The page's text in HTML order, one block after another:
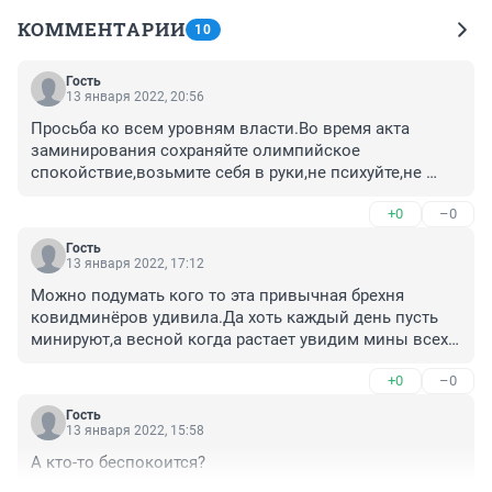
КОММЕНТАРИИ 10
Гость
13 января 2022, 20:56
Просьба ко всем уровням власти.Во время акта
заминирования сохраняйте олимпийское
спокойствие,возьмите себя в руки,не психуйте,не
держитесь.Просьба отнестись с пониманием!
+0 –0
Гость
13 января 2022, 17:12
Можно подумать кого то эта привычная брехня
ковидминёров удивила.Да хоть каждый день пусть
минируют,а весной когда растает увидим мины всех
+0 –0
Гость
13 января 2022, 15:58
А кто-то беспокоится?